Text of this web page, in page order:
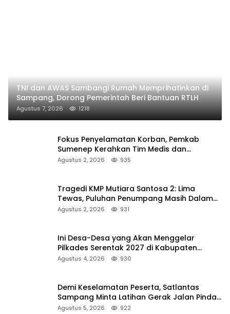
TNI dan AWAS Sambangi Rumah Memprihatinkan di
Sampang, Dorong Pemerintah Beri Bantuan RTLH
Agustus 7, 2026 1218
Fokus Penyelamatan Korban, Pemkab
Sumenep Kerahkan Tim Medis dan
Ambulans ke Pelabuhan Kalianget
Agustus 2, 2026 935
Tragedi KMP Mutiara Santosa 2: Lima
Tewas, Puluhan Penumpang Masih Dalam
Pencarian
Agustus 2, 2026 931
Ini Desa-Desa yang Akan Menggelar
Pilkades Serentak 2027 di Kabupaten
Sumenep
Agustus 4, 2026 930
Demi Keselamatan Peserta, Satlantas
Sampang Minta Latihan Gerak Jalan Pindah
ke Lokasi Aman
Agustus 5, 2026 922